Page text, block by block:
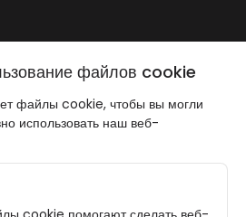
файлов cookie
файлы cookie, чтобы вы могли
использовать наш веб-
darba ņēmēju piesaistei.